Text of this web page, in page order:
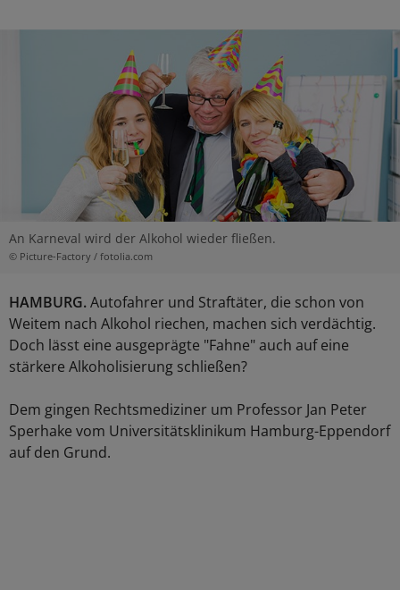
An Karneval wird der Alkohol wieder fließen.
© Picture-Factory / fotolia.com
HAMBURG.Autofahrer und Straftäter, die schon von
Weitem nach Alkohol riechen, machen sich verdächtig.
Doch lässt eine ausgeprägte "Fahne" auch auf eine
stärkere Alkoholisierung schließen?
Dem gingen Rechtsmediziner um Professor Jan Peter
Sperhake vom Universitätsklinikum Hamburg-Eppendorf
auf den Grund.